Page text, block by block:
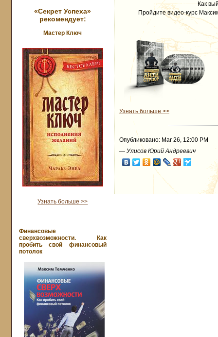
«Секрет Успеха»
рекомендует:
Мастер Ключ
Узнать больше >>
Финансовые
сверхвозможности. Как
пробить свой финансовый
потолок
Как
Пройдите видео-курс
Узнать больше >>
Опубликовано: Mar 26, 12:00 PM
— Улисов Юрий Андреевич